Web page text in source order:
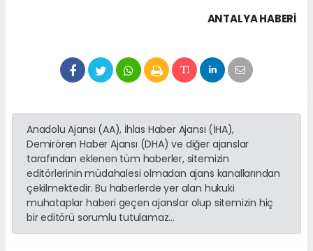
ANTALYA HABERİ
Anadolu Ajansı (AA), İhlas Haber Ajansı (İHA),
Demirören Haber Ajansı (DHA) ve diğer ajanslar
tarafından eklenen tüm haberler, sitemizin
editörlerinin müdahalesi olmadan ajans kanallarından
çekilmektedir. Bu haberlerde yer alan hukuki
muhataplar haberi geçen ajanslar olup sitemizin hiç
bir editörü sorumlu tutulamaz...